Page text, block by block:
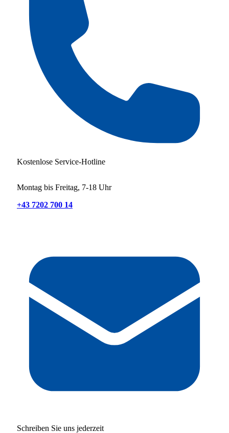
Kostenlose Service-Hotline
Montag bis Freitag, 7-18 Uhr
+43 7202 700 14
Schreiben Sie uns jederzeit